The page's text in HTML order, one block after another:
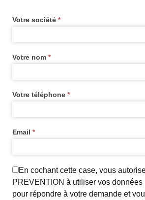
Formulaire
contact
new
Votre société *
Votre nom *
Votre téléphone *
Email *
En cochant cette case, vous autorisez
PREVENTION à utiliser vos
pour répondre à votre demande et